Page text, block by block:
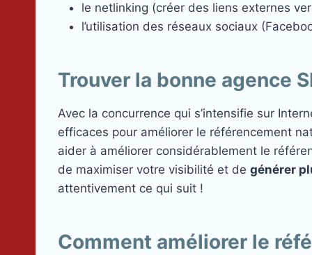
le netlinking (créer des liens externes
l’utilisation des réseaux sociaux
Trouver la bonne agence
Avec la concurrence qui s’intensifie sur
efficaces pour améliorer le référencement
aider à améliorer considérablement le
de maximiser votre visibilité et de générer
attentivement ce qui suit !
Comment améliorer le